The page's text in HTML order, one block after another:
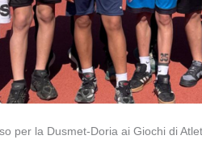
per la Dusmet-Doria ai Giochi di